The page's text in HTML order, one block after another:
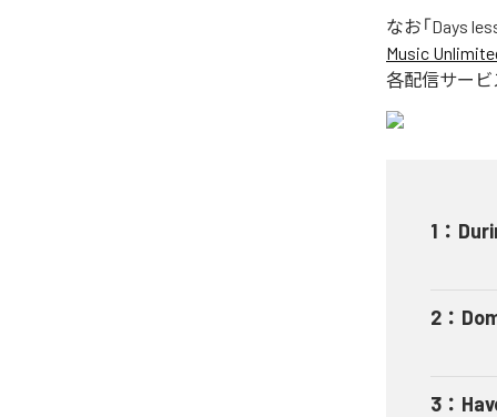
なお「Days
Music
各配信サービ
1 ：
2 ：
3 ：